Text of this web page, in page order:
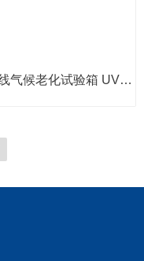
紫外线气候老化试验箱 UV3紫外加速试验机